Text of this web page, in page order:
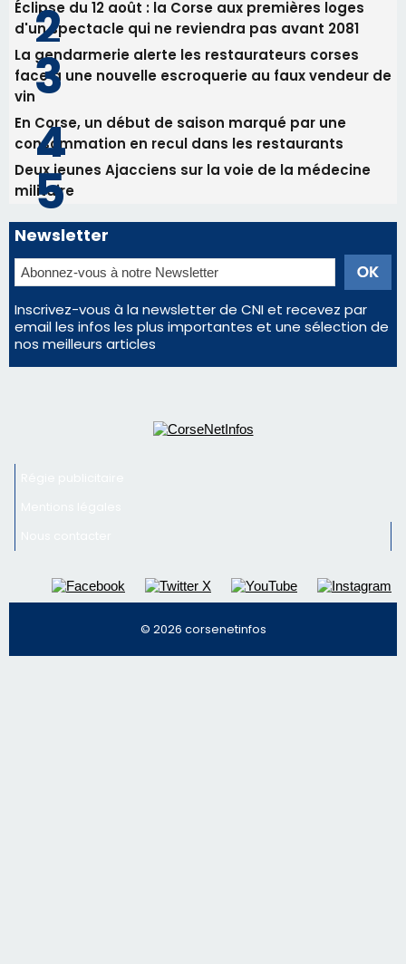
31/07/2026 08:22
82ème anniversaire de la disparition du
Commandant Antoine de Saint Exupery
Les plus lus
Satine Nomary est la nouvelle Miss Corse 2026
Éclipse du 12 août : la Corse aux premières loges
d'un spectacle qui ne reviendra pas avant 2081
La gendarmerie alerte les restaurateurs corses
face à une nouvelle escroquerie au faux vendeur de
vin
En Corse, un début de saison marqué par une
consommation en recul dans les restaurants
nos meilleurs articles